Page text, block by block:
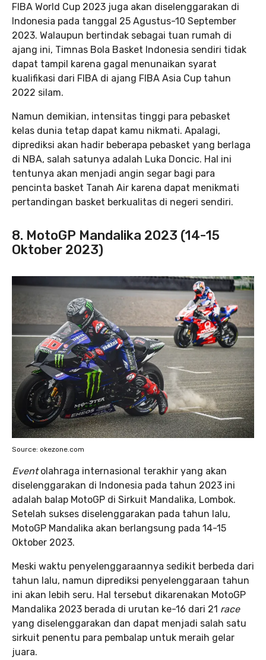
FIBA World Cup 2023 juga akan diselenggarakan di
Indonesia pada tanggal 25 Agustus-10 September
2023. Walaupun bertindak sebagai tuan rumah di
ajang ini, Timnas Bola Basket Indonesia sendiri tidak
dapat tampil karena gagal menunaikan syarat
kualifikasi dari FIBA di ajang FIBA Asia Cup tahun
2022 silam.
Namun demikian, intensitas tinggi para pebasket
kelas dunia tetap dapat kamu nikmati. Apalagi,
diprediksi akan hadir beberapa pebasket yang berlaga
di NBA, salah satunya adalah Luka Doncic. Hal ini
tentunya akan menjadi angin segar bagi para
pencinta basket Tanah Air karena dapat menikmati
pertandingan basket berkualitas di negeri sendiri.
8. MotoGP Mandalika 2023 (14-15
Oktober 2023)
Source: okezone.com
Eventolahraga internasional terakhir yang akan
diselenggarakan di Indonesia pada tahun 2023 ini
adalah balap MotoGP di Sirkuit Mandalika, Lombok.
Setelah sukses diselenggarakan pada tahun lalu,
MotoGP Mandalika akan berlangsung pada 14-15
Oktober 2023.
Meski waktu penyelenggaraannya sedikit berbeda dari
tahun lalu, namun diprediksi penyelenggaraan tahun
ini akan lebih seru. Hal tersebut dikarenakan MotoGP
Mandalika 2023 berada di urutan ke-16 dari 21 race
yang diselenggarakan dan dapat menjadi salah satu
sirkuit penentu para pembalap untuk meraih gelar
juara.